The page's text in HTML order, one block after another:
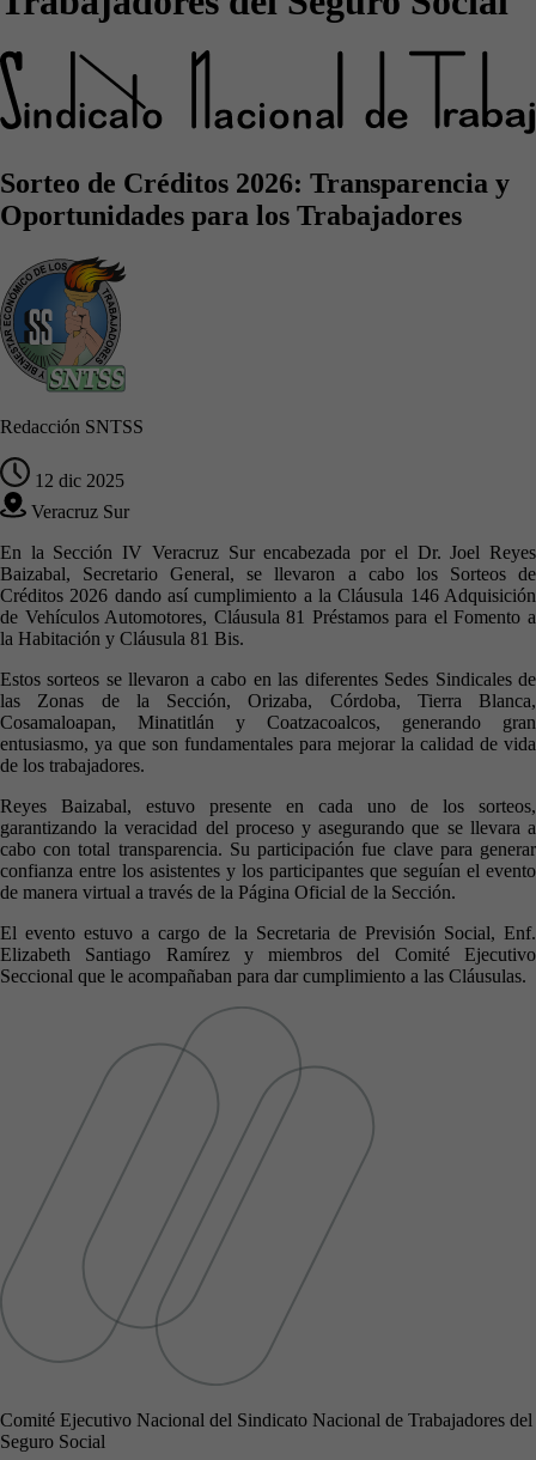
Sorteo de Créditos 2026: Transparencia y
Oportunidades para los Trabajadores
Redacción SNTSS
12 dic 2025
Veracruz Sur
En la Sección IV Veracruz Sur encabezada por el Dr. Joel Reyes
Baizabal, Secretario General, se llevaron a cabo los Sorteos de
Créditos 2026 dando así cumplimiento a la Cláusula 146 Adquisición
de Vehículos Automotores, Cláusula 81 Préstamos para el Fomento a
la Habitación y Cláusula 81 Bis.
Estos sorteos se llevaron a cabo en las diferentes Sedes Sindicales de
las Zonas de la Sección, Orizaba, Córdoba, Tierra Blanca,
Cosamaloapan, Minatitlán y Coatzacoalcos, generando gran
entusiasmo, ya que son fundamentales para mejorar la calidad de vida
de los trabajadores.
Reyes Baizabal, estuvo presente en cada uno de los sorteos,
garantizando la veracidad del proceso y asegurando que se llevara a
cabo con total transparencia. Su participación fue clave para generar
confianza entre los asistentes y los participantes que seguían el evento
de manera virtual a través de la Página Oficial de la Sección.
El evento estuvo a cargo de la Secretaria de Previsión Social, Enf.
Elizabeth Santiago Ramírez y miembros del Comité Ejecutivo
Seccional que le acompañaban para dar cumplimiento a las Cláusulas.
Comité Ejecutivo Nacional del Sindicato Nacional de Trabajadores del
Seguro Social